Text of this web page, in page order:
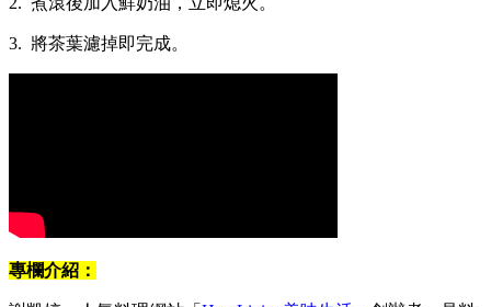
3. 將茶葉濾掉即完成。
專欄介紹：